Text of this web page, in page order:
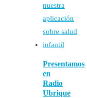
Presentamos
en
Radio
Ubrique